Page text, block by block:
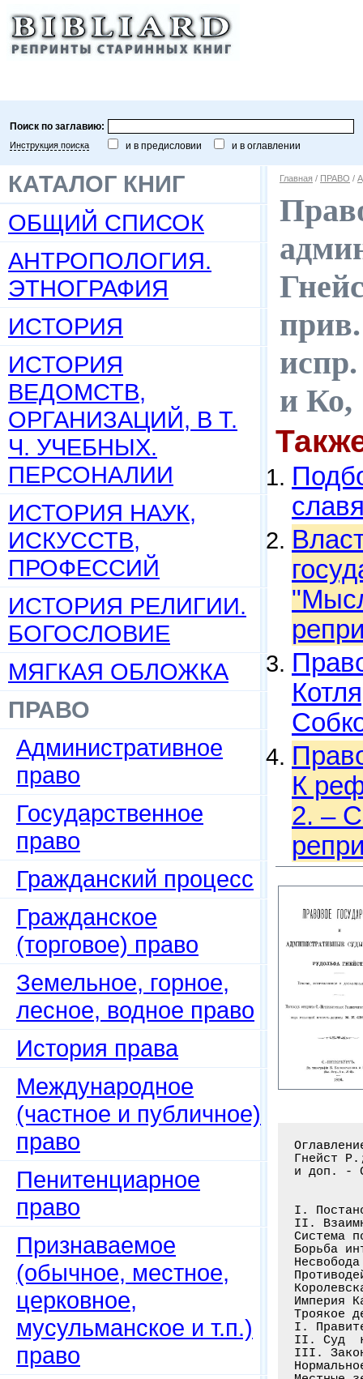
Поиск по заглавию:
Инструкция поиска и в предисловии и в оглавлении
КАТАЛОГ КНИГ
ОБЩИЙ СПИСОК
АНТРОПОЛОГИЯ.
ЭТНОГРАФИЯ
ИСТОРИЯ
ИСТОРИЯ
ВЕДОМСТВ,
ОРГАНИЗАЦИЙ, В Т.
Ч. УЧЕБНЫХ.
ПЕРСОНАЛИИ
ИСТОРИЯ НАУК,
ИСКУССТВ,
ПРОФЕССИЙ
ИСТОРИЯ РЕЛИГИИ.
БОГОСЛОВИЕ
МЯГКАЯ ОБЛОЖКА
ПРАВО
Административное
право
Государственное
право
Гражданский процесс
Гражданское
(торговое) право
Земельное, горное,
лесное, водное право
История права
Международное
(частное и публичное)
право
Пенитенциарное
право
Признаваемое
(обычное, местное,
церковное,
мусульманское и т.п.)
право
Главная / ПРАВО /
и Ко,
К
2. –
Оглавление книги: Правовое государство и административные суды Германии /
Гнейст Р.; Под ред.: М.И. Свешников; Пер.: Ф.С. Фустов. - 2-е изд., испр
и доп. - С.-Пб.: Тип. В. Безобразова и Ко, 1896. - 379 с.
 
 
I. Постановка вопроса
II. Взаимные отношения между государством и обществом
Система потребностей . . . . . . . . . . . . . . . . . . . . . . . . . . . . . 8
Борьба интересов . . . . . . . . . . . . . . . . . . . . . . . . . . . . . . .10
Несвобода ­ продукт общества . . . . . . . . . . . . . . . . . . . . . . . . . .11
Противодействующий организм церкви . . . . . . . . . . . . . . . . . . . . . .12
Королевская власть . . . . . . . . . . . . . . . . . . . . . . . . . . . . . .13
Империя Каролингов . . . . . . . . . . . . . . . . . . . . . . . . . . . . . .14
Троякое деление государственных властей:
I. Правительственная власть (Imperium et Sacerdotium) ­ как источник . . . . . .15
II. Суд ­ как предел . . . . . . . . . . . . . . . . . . . . . . . . . . . . . .16
III. Законодательство ­ как высший регулятор . . . . . . . . . . . . . . . . . .17
Нормальное развитие трехсословного государства в Германии . . . . . . . . . . 18
Местные земские чины . . . . . . . . . . . . . . . . . . . . . . . . . . . . .19
Извращение земских чинов . . . . .